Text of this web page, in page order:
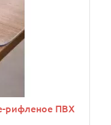
рифленое ПВХ